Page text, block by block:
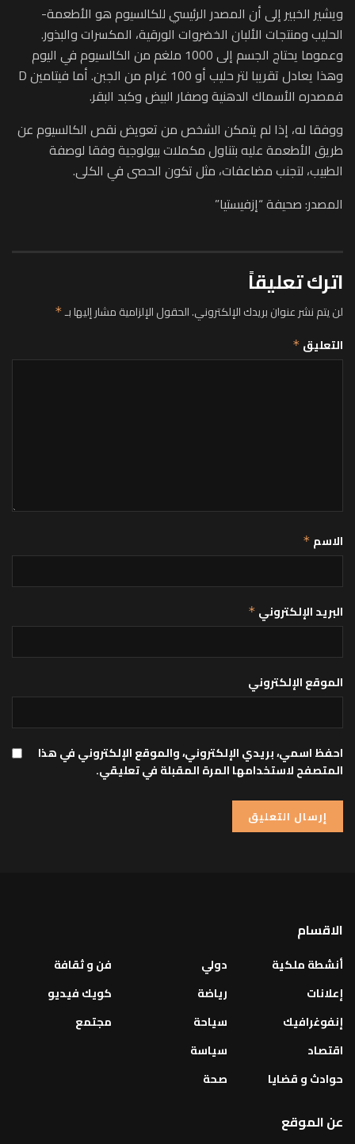
ويشير الخبير إلى أن المصدر الرئيسي للكالسيوم هو الأطعمة-
الحليب ومنتجات الألبان الخضروات الورقية، المكسرات والبذور.
وعموما يحتاج الجسم إلى 1000 ملغم من الكالسيوم في اليوم
وهذا يعادل تقريبا لتر حليب أو 100 غرام من الجبن. أما فيتامين D
فمصدره الأسماك الدهنية وصفار البيض وكبد البقر.
ووفقا له، إذا لم يتمكن الشخص من تعويض نقص الكالسيوم عن
طريق الأطعمة عليه بتناول مكملات بيولوجية وفقا لوصفة
الطبيب، لتجنب مضاعفات، مثل تكون الحصى في الكلى.
المصدر: صحيفة “إزفيستيا”
اترك تعليقاً
لن يتم نشر عنوان بريدك الإلكتروني.الحقول الإلزامية مشار إليها بـ*
التعليق *
الاسم *
البريد الإلكتروني *
الموقع الإلكتروني
احفظ اسمي، بريدي الإلكتروني، والموقع الإلكتروني في هذا
المتصفح لاستخدامها المرة المقبلة في تعليقي.
الاقسام
أنشطة ملكية
إعلانات
إنفوغرافيك
اقتصاد
حوادث و قضايا
دولي
رياضة
سياحة
سياسة
صحة
فن و ثقافة
كويك فيديو
مجتمع
عن الموقع